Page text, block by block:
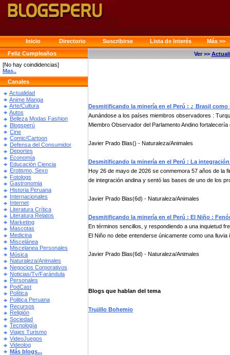
Inicio Directorio Suscribirse Lista de Interés
Más >>
Feliz Cumpleaños
[No hay coindidencias]
Mas..
Canales
Actualidad
Anime Manga
Arte/Cultura
Autos
Belleza Modas Fashion
Blogsperú
Cine
Comic/Cartoon
Defensa del Consumidor
Deportes
Economía
Educación Ciencia
Erotismo, Sexo
Fotologs
Gastronomia
Historia Peruana
Internacionales
Internet
Literatura Crítica
Literatura Relatos
Marketing
Mascotas
Medicina
Miscelánea
Miscelanea Personales
Música
Naturaleza/Animales
Negocios Corporativos
Noticias/Tv/Farándula
Personales
PodCast
Política
Politica Peruana
Recursos
Religión
Sociedad
Tecnología
Viajes Turismo
VideoJuegos
Videolog
Más blogs...
Ver >>
Desmitificando la minería en el Perú : ¿ Brasil
Aunándose a los países miembros observadores :
Miembro Observador del Parlamento Andino fortalecería
Javier Prado Blas() - Naturaleza/Animales
Desmitificando la minería en el Perú : La
Hoy 26 de mayo de 2026 se conmemora 57 años de la
de integración andina y sentó las bases de uno de los
Javier Prado Blas(6d) - Naturaleza/Animales
Desmitificando la minería en el Perú : El Niño :
En términos sencillos, y respondiendo a una inquietud
El Niño no debe entenderse únicamente como una lluvia
Javier Prado Blas(6d) - Naturaleza/Animales
Blogs que hablan del tema
Trujillo Bohemio